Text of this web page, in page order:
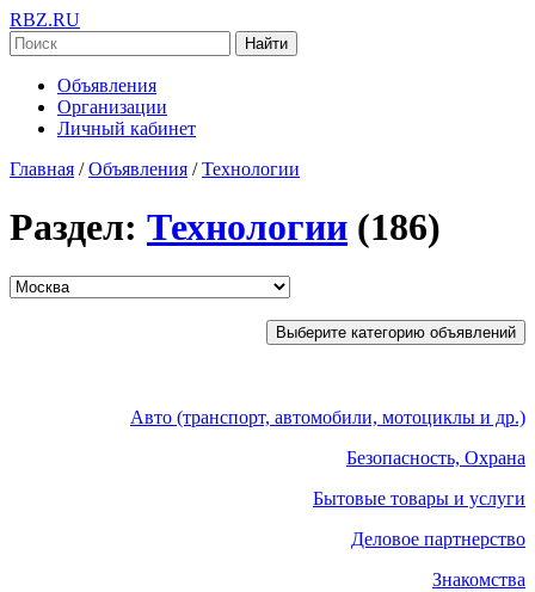
RBZ.RU
Найти
Объявления
Организации
Личный кабинет
Главная / Объявления / Технологии
Раздел: Технологии (186)
Выберите категорию объявлений
Авто (транспорт, автомобили, мотоциклы и др.)
Безопасность, Охрана
Бытовые товары и услуги
Деловое партнерство
Знакомства